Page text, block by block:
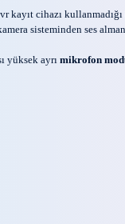
kayıt cihazı
sisteminden ses
yüksek ayrımikrofon